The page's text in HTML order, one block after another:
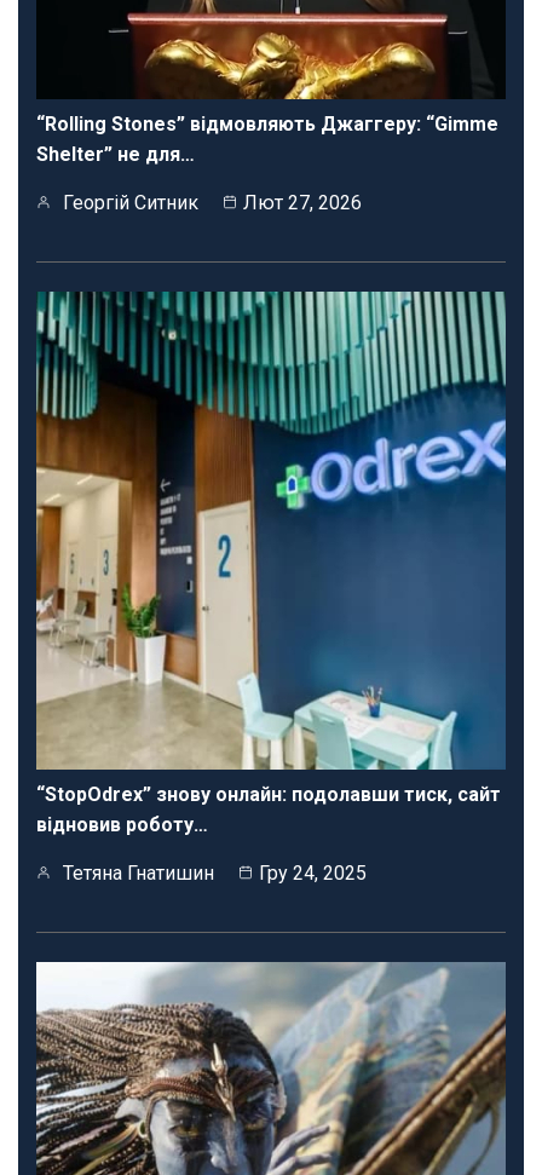
“Rolling Stones” відмовляють Джаггеру: “Gimme
Shelter” не для…
Георгій Ситник Лют 27, 2026
“StopOdrex” знову онлайн: подолавши тиск, сайт
відновив роботу…
Тетяна Гнатишин Гру 24, 2025